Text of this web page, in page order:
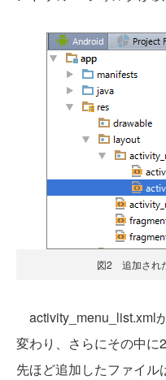
図2 追加され
activity_menu_list.xml
変わり、さらにその中に
先ほど追加したファイ